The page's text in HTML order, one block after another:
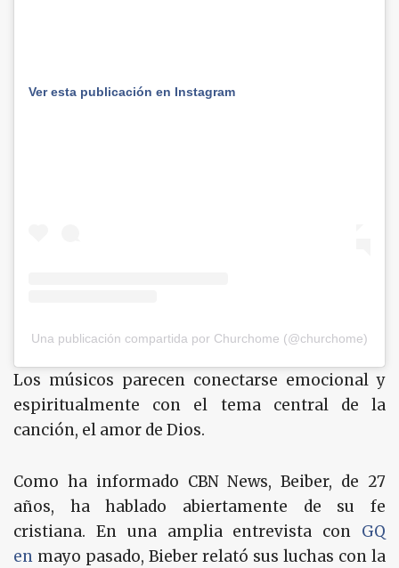
Ver esta publicación en Instagram
Una publicación compartida por Churchome (@churchome)
Los músicos parecen conectarse emocional y
espiritualmente con el tema central de la
canción, el amor de Dios.
Como ha informado CBN News, Beiber, de 27
años, ha hablado abiertamente de su fe
cristiana. En una amplia entrevista con GQ
en mayo pasado, Bieber relató sus luchas con la